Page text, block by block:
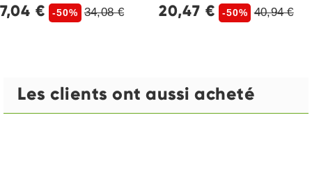
€ -50% 34,08 € 20,47 € -50% 40,94 €
Les clients ont aussi acheté